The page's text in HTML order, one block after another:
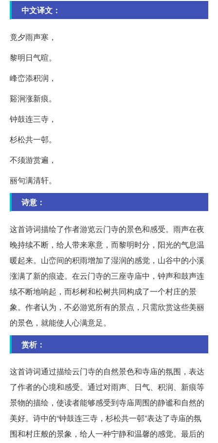
中文译文：
竟夕雨声寒，
黎明日气暄。
峰峦添积润，
谿涧涨新痕。
钟鼓连三寺，
杉松共一邨。
不须游赏遍，
丽句满清轩。
诗意：
这首诗词描绘了作者游览云门寺的景色和感受。雨声在夜
晚持续不断，给人带来寒意，而黎明时分，阳光的气息温
暖起来。山峦间的积雨增加了湿润的感觉，山谷中的小溪
涨满了新的痕迹。在云门寺的三座寺庙中，钟声和鼓声连
续不断地响起，而杉树和松树共同构成了一个村庄的景
象。作者认为，不必游览所有的景点，只需欣赏这些美丽
的景色，就能使人心满意足。
赏析：
这首诗词通过描绘云门寺的自然景色和寺庙的氛围，表达
了作者的心境和感受。通过对雨声、日气、积润、新痕等
景物的描绘，使读者能够感受到寺庙周围的静谧和自然的
美好。诗中的“钟鼓连三寺，杉松共一邨”表达了寺庙的氛
围和村庄般的景象，给人一种宁静和温馨的感觉。最后的